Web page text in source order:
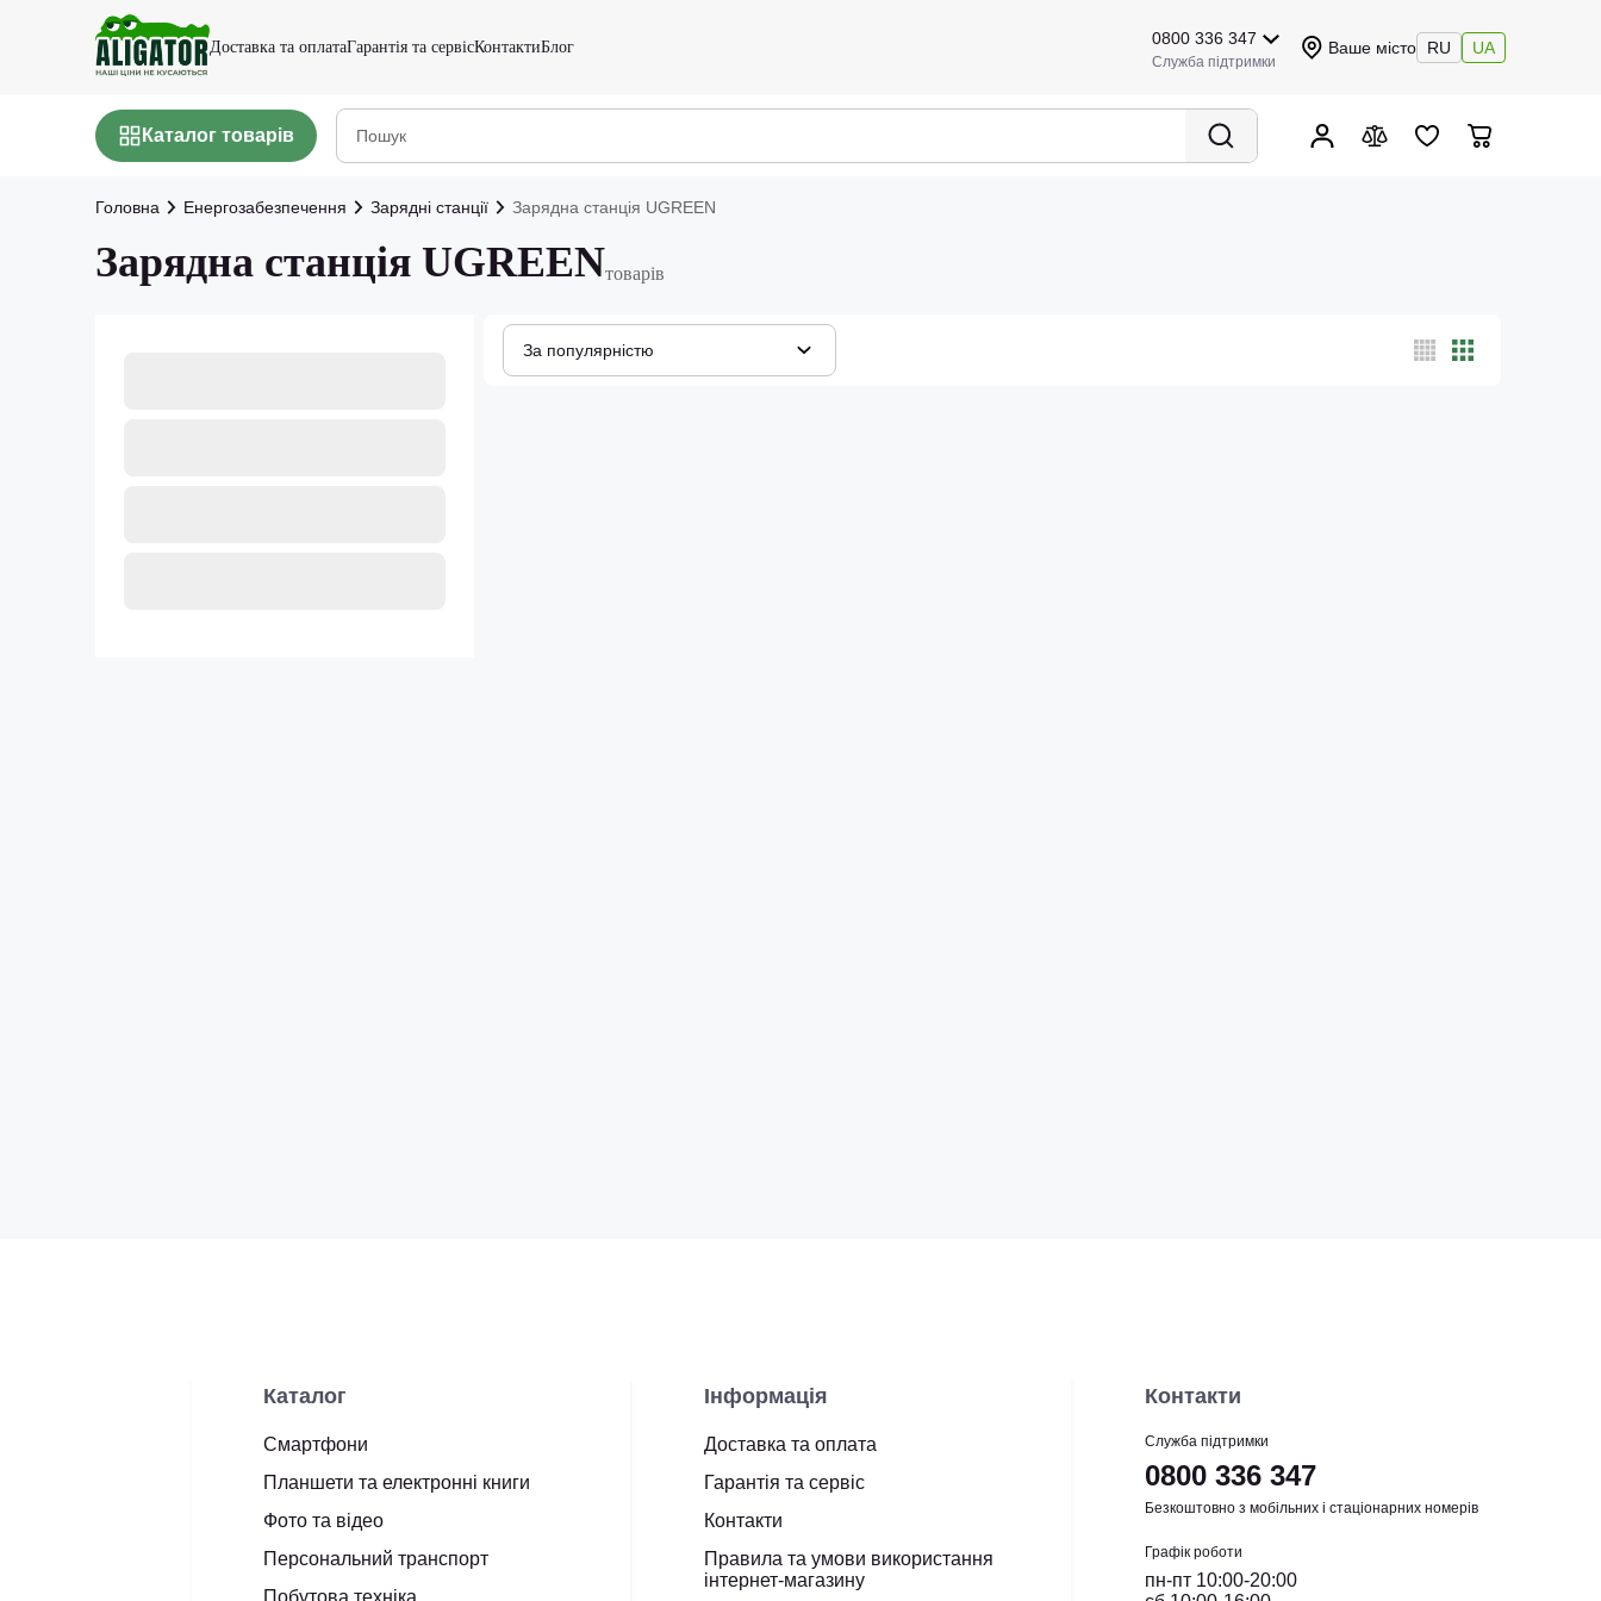
Доставка та оплатаГарантія та сервісКонтактиБлог 0800 336 347
Служба підтримки
Ваше місто RU UA
Каталог товарів
Головна Енергозабезпечення Зарядні станції Зарядна станція UGREEN
Зарядна станція UGREENтоварів
За популярністю
Каталог
Смартфони
Планшети та електронні книги
Фото та відео
Персональний транспорт
Інформація
Доставка та оплата
Гарантія та сервіс
Контакти
Правила та умови використання
інтернет-магазину
Контакти
Служба підтримки
0800 336 347
Безкоштовно з мобільних і стаціонарних номерів
Графік роботи
пн-пт 10:00-20:00